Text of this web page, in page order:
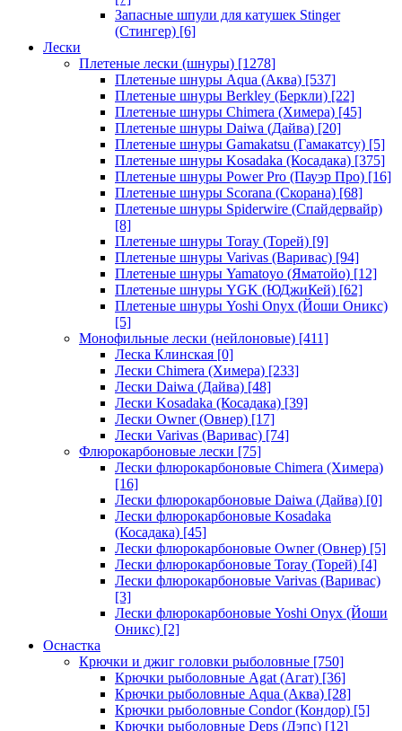
Запасные шпули для катушек Stinger
(Стингер) [6]
Лески
Плетеные лески (шнуры) [1278]
Плетеные шнуры Aqua (Аква) [537]
Плетеные шнуры Berkley (Беркли) [22]
Плетеные шнуры Chimera (Химера) [45]
Плетеные шнуры Daiwa (Дайва) [20]
Плетеные шнуры Gamakatsu (Гамакатсу) [5]
Плетеные шнуры Kosadaka (Косадака) [375]
Плетеные шнуры Power Pro (Пауэр Про) [16]
Плетеные шнуры Scorana (Скорана) [68]
Плетеные шнуры Spiderwire (Спайдервайр)
[8]
Плетеные шнуры Toray (Торей) [9]
Плетеные шнуры Varivas (Варивас) [94]
Плетеные шнуры Yamatoyo (Яматойо) [12]
Плетеные шнуры YGK (ЮДжиКей) [62]
Плетеные шнуры Yoshi Onyx (Йоши Оникс)
[5]
Монофильные лески (нейлоновые) [411]
Леска Клинская [0]
Лески Chimera (Химера) [233]
Лески Daiwa (Дайва) [48]
Лески Kosadaka (Косадака) [39]
Лески Owner (Овнер) [17]
Лески Varivas (Варивас) [74]
Флюрокарбоновые лески [75]
Лески флюрокарбоновые Chimera (Химера)
[16]
Лески флюрокарбоновые Daiwa (Дайва) [0]
Лески флюрокарбоновые Kosadaka
(Косадака) [45]
Лески флюрокарбоновые Owner (Овнер) [5]
Лески флюрокарбоновые Toray (Торей) [4]
Лески флюрокарбоновые Varivas (Варивас)
[3]
Лески флюрокарбоновые Yoshi Onyx (Йоши
Оникс) [2]
Оснастка
Крючки и джиг головки рыболовные [750]
Крючки рыболовные Agat (Агат) [36]
Крючки рыболовные Aqua (Аква) [28]
Крючки рыболовные Condor (Кондор) [5]
Крючки рыболовные Deps (Дэпс) [12]